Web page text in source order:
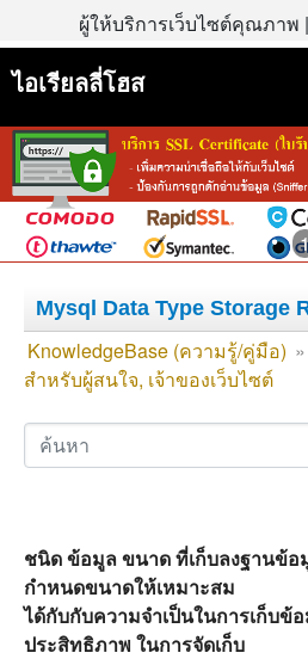
ผู้ให้บริการเว็บไซต์คุณภาพ |
ไอเรียลลี่โฮส
1
Mysql Data Type Storage
KnowledgeBase (ความรู้/คู่มือ) »
สำหรับผู้สนใจ, เจ้าของเว็บไซต์
ชนิด ข้อมูล ขนาด ที่เก็บลงฐานข้อ
กำหนดขนาดให้เหมาะสม
ได้กับกับความจำเป็นในการเก็บข้
ประสิทธิภาพ ในการจัดเก็บ